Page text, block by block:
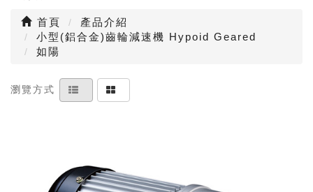
首頁
產品介紹
小型(鋁合金)齒輪減速機 Hypoid Geared
如陽
瀏覽方式